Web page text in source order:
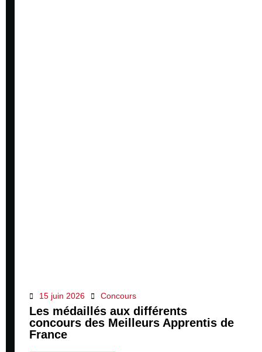
15 juin 2026 Concours
Les médaillés aux différents
concours des Meilleurs Apprentis de
France